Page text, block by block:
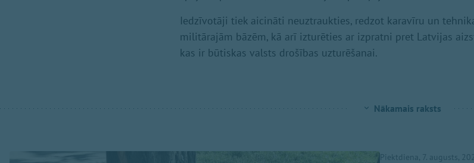
Iedzīvotāji tiek aicināti neuztraukties, redzot karavīru un
militārajām bāzēm, kā arī izturēties ar izpratni pret Latvijas
kas ir būtiskas valsts drošības uzturēšanai.
Nākamais raksts
Piektdiena, 7. augusts,